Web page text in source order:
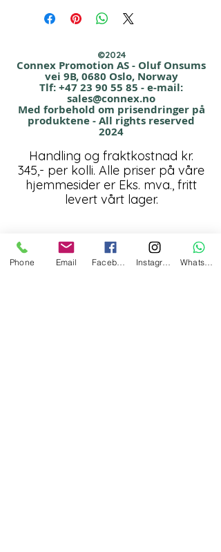
i fluoriserende gult med påsydde
reflekser.
Kontrastpaneler på skuldre. Perfekt til
aktivt arbeid.
160 g/m². 100% polyester. Vaskes på 40
✅CE- merket. EN 20471, klasse 2.
Farger: 630 Safety Gul.
©2024
Connex Promotion AS - Oluf Onsums
vei 9B, 0680 Oslo, Norway
Tlf:+47 23 90 55 85 - e-mail:
sales@connex.no
Med forbehold om prisendringer på
produktene - All rights reserved
2024
Handling og fraktkostnad kr.
345,- per kolli. Alle priser på våre
hjemmesider er Eks. mva., fritt
levert vårt lager.
Phone Email